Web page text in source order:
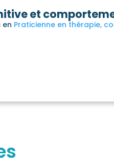
et
en Praticienne en thérapie,